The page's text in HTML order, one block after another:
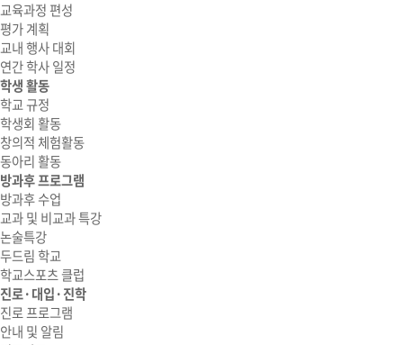
교육과정 편성
평가 계획
교내 행사 대회
연간 학사 일정
학생 활동
학교 규정
학생회 활동
창의적 체험활동
동아리 활동
방과후 프로그램
방과후 수업
교과 및 비교과 특강
논술특강
두드림 학교
학교스포츠 클럽
진로·대입·진학
진로 프로그램
안내 및 알림